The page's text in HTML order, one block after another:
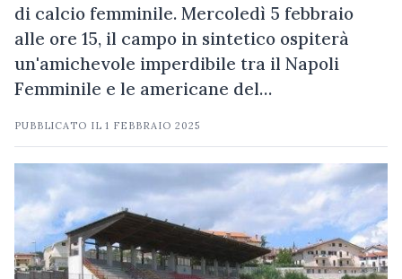
di calcio femminile. Mercoledì 5 febbraio
alle ore 15, il campo in sintetico ospiterà
un'amichevole imperdibile tra il Napoli
Femminile e le americane del…
PUBBLICATO IL1 FEBBRAIO 2025